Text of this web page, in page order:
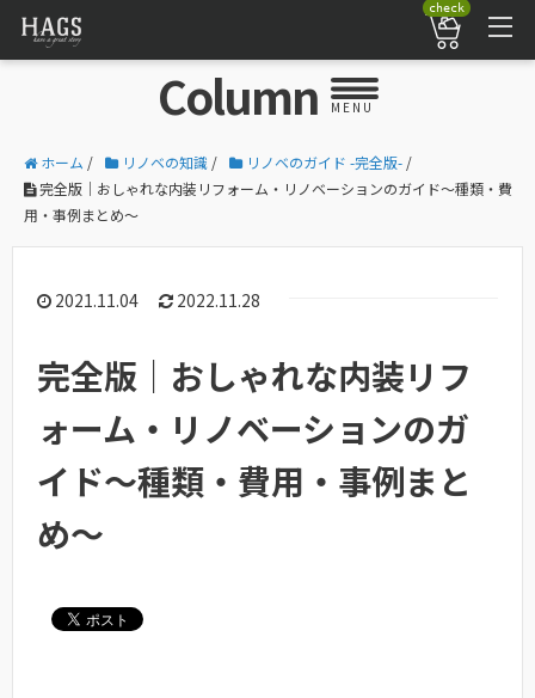
check
Column MENU
ホーム / リノベの知識 / リノベのガイド -完全版- /
完全版｜おしゃれな内装リフォーム・リノベーションのガイド〜種類・費
用・事例まとめ〜
2021.11.04 2022.11.28
完全版｜おしゃれな内装リフ
ォーム・リノベーションのガ
イド〜種類・費用・事例まと
め〜